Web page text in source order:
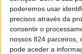
poderemos usar
precisos através da
consentir o
nossos 824 parceiros,
pode aceder a